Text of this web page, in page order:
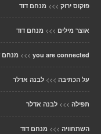
פוקוס ירוק >>> מנחם דוד
אוצר מילים >>> מנחם דוד
you are connected
>>> מנחם
על הכתיבה >>> לבנה אדלר
תפילה >>> לבנה אדלר
השתחוויה >>> מנחם דוד